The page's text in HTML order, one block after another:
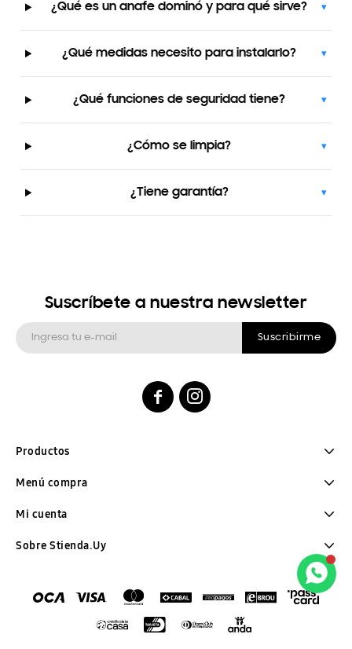
¿Qué es un anafe dominó y para qué sirve? ▾
¿Qué medidas necesito para instalarlo? ▾
¿Qué funciones de seguridad tiene? ▾
¿Cómo se limpia? ▾
¿Tiene garantía? ▾
Sobre Stienda.Uy
Menú compra
Mi cuenta
Productos
Suscríbete a nuestra newsletter
Suscribirme
 